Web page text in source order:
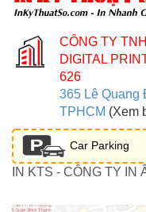
CÔNG TY
DIGITAL
626
365 Lê Quang
TPHCM (Xem
Car Parking
IN KTS - CÔNG TY IN